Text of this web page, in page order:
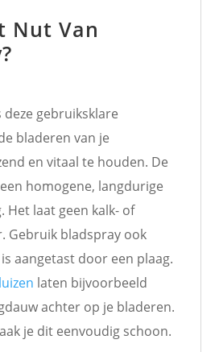
Nut Van
gebruiksklare
bladeren van je
en vitaal te houden. De
homogene, langdurige
Het laat geen kalk- of
Gebruik bladspray ook
aangetast door een plaag.
laten bijvoorbeeld
achter op je bladeren.
je dit eenvoudig schoon.